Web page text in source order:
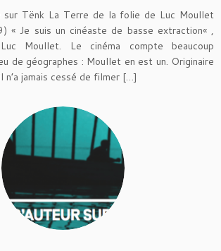
Tënk La Terre de la folie de Luc Moullet
« Je suis un cinéaste de basse extraction« ,
Moullet. Le cinéma compte beaucoup
de géographes : Moullet en est un. Originaire
n’a jamais cessé de filmer […]